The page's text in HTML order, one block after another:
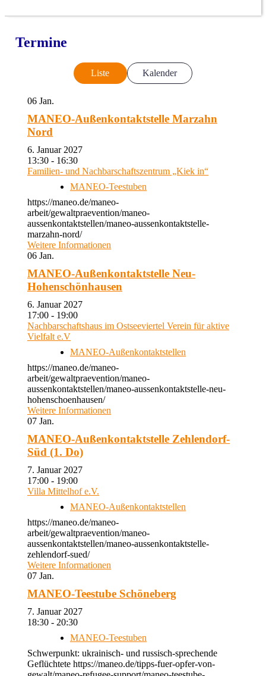
Termine
Liste Kalender
06 Jan.
MANEO-Außenkontaktstelle Marzahn
Nord
6. Januar 2027
13:30 - 16:30
Familien- und Nachbarschaftszentrum „Kiek in“
MANEO-Teestuben
https://maneo.de/maneo-
arbeit/gewaltpraevention/maneo-
aussenkontaktstellen/maneo-aussenkontaktstelle-
marzahn-nord/
Weitere Informationen
06 Jan.
MANEO-Außenkontaktstelle Neu-
Hohenschönhausen
6. Januar 2027
17:00 - 19:00
Nachbarschaftshaus im Ostseeviertel Verein für aktive
Vielfalt e.V
MANEO-Außenkontaktstellen
https://maneo.de/maneo-
arbeit/gewaltpraevention/maneo-
aussenkontaktstellen/maneo-aussenkontaktstelle-neu-
hohenschoenhausen/
Weitere Informationen
07 Jan.
MANEO-Außenkontaktstelle Zehlendorf-
Süd (1. Do)
7. Januar 2027
17:00 - 19:00
Villa Mittelhof e.V.
MANEO-Außenkontaktstellen
https://maneo.de/maneo-
arbeit/gewaltpraevention/maneo-
aussenkontaktstellen/maneo-aussenkontaktstelle-
zehlendorf-sued/
Weitere Informationen
07 Jan.
MANEO-Teestube Schöneberg
7. Januar 2027
18:30 - 20:30
MANEO-Teestuben
Schwerpunkt: ukrainisch- und russisch-sprechende
Geflüchtete https://maneo.de/tipps-fuer-opfer-von-